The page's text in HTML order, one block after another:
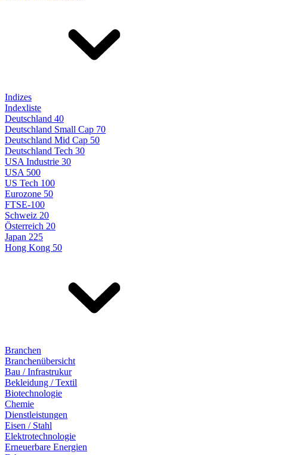
Indizes
Indexliste
Deutschland 40
Deutschland Small Cap 70
Deutschland Mid Cap 50
Deutschland Tech 30
USA Industrie 30
USA 500
US Tech 100
Eurozone 50
FTSE-100
Schweiz 20
Österreich 20
Japan 225
Hong Kong 50
Branchen
Branchenübersicht
Bau / Infrastrukur
Bekleidung / Textil
Biotechnologie
Chemie
Dienstleistungen
Eisen / Stahl
Elektrotechnologie
Erneuerbare Energien